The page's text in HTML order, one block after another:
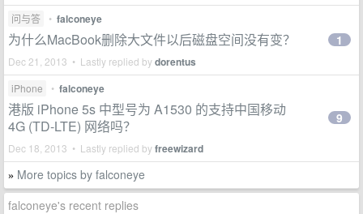
问与答 • falconeye
为什么MacBook删除大文件以后磁盘空间没有变？
Dec 21, 2013 • Lastly replied bydorentus
1
iPhone • falconeye
港版 iPhone 5s 中型号为 A1530 的支持中国移动
4G (TD-LTE) 网络吗？
Dec 18, 2013 • Lastly replied byfreewizard
9
» More topics by falconeye
falconeye's recent replies